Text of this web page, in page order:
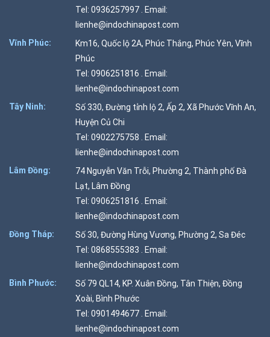
Tel: 0936257997 . Email:
lienhe@indochinapost.com
Vĩnh Phúc:
Km16, Quốc lộ 2A, Phúc Thắng, Phúc Yên, Vĩnh
Phúc
Tel: 0906251816 . Email:
lienhe@indochinapost.com
Tây Ninh:
Số 330, Đường tỉnh lộ 2, Ấp 2, Xã Phước Vĩnh An,
Huyện Củ Chi
Tel: 0902275758 . Email:
lienhe@indochinapost.com
Lâm Đồng:
74 Nguyễn Văn Trỗi, Phường 2, Thành phố Đà
Lạt, Lâm Đồng
Tel: 0906251816 . Email:
lienhe@indochinapost.com
Đồng Tháp:
Số 30, Đường Hùng Vương, Phường 2, Sa Đéc
Tel: 0868555383 . Email:
lienhe@indochinapost.com
Bình Phước:
Số 79 QL14, KP. Xuân Đồng, Tân Thiện, Đồng
Xoài, Bình Phước
Tel: 0901494677 . Email:
lienhe@indochinapost.com